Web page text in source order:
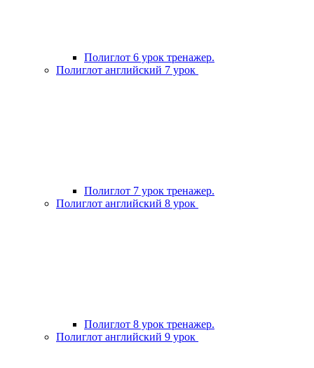
Полиглот 6 урок тренажер.
Полиглот английский 7 урок
Полиглот 7 урок тренажер.
Полиглот английский 8 урок
Полиглот 8 урок тренажер.
Полиглот английский 9 урок